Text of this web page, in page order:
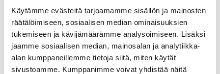
Käytämme evästeitä tarjoamamme sisällön ja mainosten
räätälöimiseen, sosiaalisen median ominaisuuksien
tukemiseen ja kävijämäärämme analysoimiseen. Lisäksi
jaamme sosiaalisen median, mainosalan ja analytiikka-
alan kumppaneillemme tietoja siitä, miten käytät
sivustoamme. Kumppanimme voivat yhdistää näitä
Vaaka- ja pystypinnoille.
Vesihöyrytiivis, DIN EN 1504 luokka III.